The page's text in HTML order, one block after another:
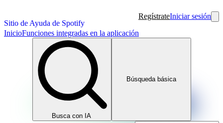
Sitio de Ayuda de Spotify
RegístrateIniciar sesión
InicioFunciones integradas en la aplicación
Busca con IA
Búsqueda básica